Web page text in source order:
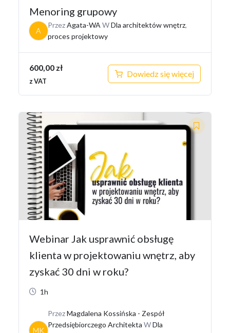
Menoring grupowy
A
PrzezAgata-WA WDla architektów wnętrz,
proces projektowy
600,00 zł
z VAT
Dowiedz się więcej
Webinar Jak usprawnić obsługę
klienta w projektowaniu wnętrz, aby
zyskać 30 dni w roku?
1h
MK
PrzezMagdalena Kossińska - Zespół
Przedsiębiorczego Architekta WDla